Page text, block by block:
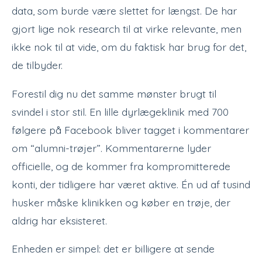
data, som burde være slettet for længst. De har
gjort lige nok research til at virke relevante, men
ikke nok til at vide, om du faktisk har brug for det,
de tilbyder.
Forestil dig nu det samme mønster brugt til
svindel i stor stil. En lille dyrlægeklinik med 700
følgere på Facebook bliver tagget i kommentarer
om “alumni-trøjer”. Kommentarerne lyder
officielle, og de kommer fra kompromitterede
konti, der tidligere har været aktive. Én ud af tusind
husker måske klinikken og køber en trøje, der
aldrig har eksisteret.
Enheden er simpel: det er billigere at sende